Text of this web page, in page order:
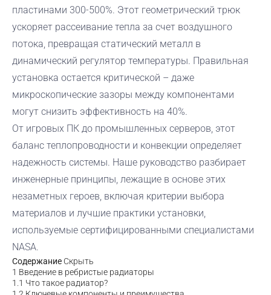
пластинами 300-500%. Этот геометрический трюк
ускоряет рассеивание тепла за счет воздушного
потока, превращая статический металл в
динамический регулятор температуры. Правильная
установка остается критической – даже
микроскопические зазоры между компонентами
могут снизить эффективность на 40%.
От игровых ПК до промышленных серверов, этот
баланс теплопроводности и конвекции определяет
надежность системы. Наше руководство разбирает
инженерные принципы, лежащие в основе этих
незаметных героев, включая критерии выбора
материалов и лучшие практики установки,
используемые сертифицированными специалистами
NASA.
Содержание Скрыть
1 Введение в ребристые радиаторы
1.1 Что такое радиатор?